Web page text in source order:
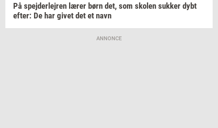
På spej­der­lej­ren lærer børn det, som sko­len suk­ker dybt
efter: De har givet det et navn
ANNONCE